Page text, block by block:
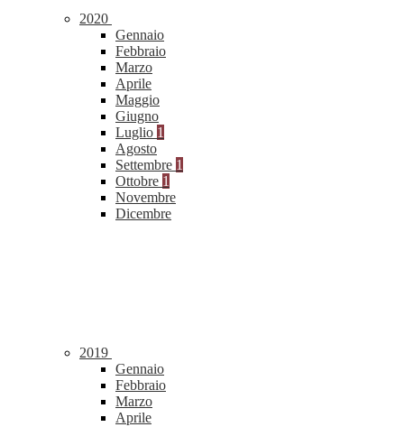
2020
Gennaio
Febbraio
Marzo
Aprile
Maggio
Giugno
Luglio 1
Agosto
Settembre 1
Ottobre 1
Novembre
Dicembre
2019
Gennaio
Febbraio
Marzo
Aprile